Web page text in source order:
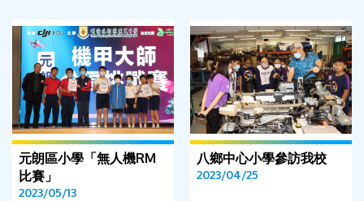
元朗區小學「無人機RM
比賽」
2023/05/13
八鄉中心小學參訪我校
2023/04/25